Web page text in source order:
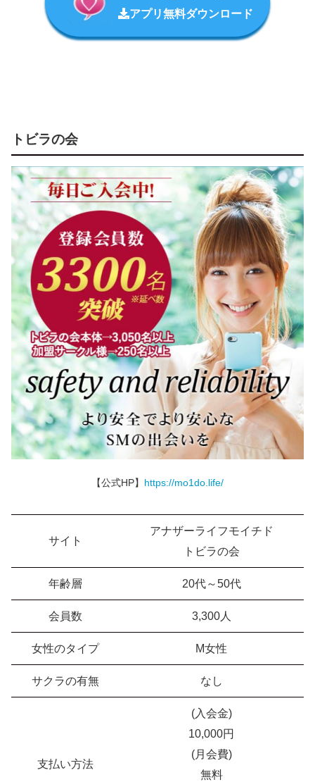
アプリ無料ダウンロード
トビラの会
【公式HP】 https://mo1do.life/
サイト
アナザーライフモイチド
トビラの会
年齢層 20代～50代
会員数 3,300人
女性のタイプ M女性
サクラの有無 なし
支払い方法
(入会金)
10,000円
(月会費)
無料